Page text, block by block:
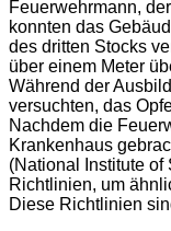
Feuerwehrmann,
konnten das
des dritten Stocks
über einem Meter
Während der
versuchten, das
Nachdem die
Krankenhaus
(National Institute of
Richtlinien, um
Diese Richtlinien